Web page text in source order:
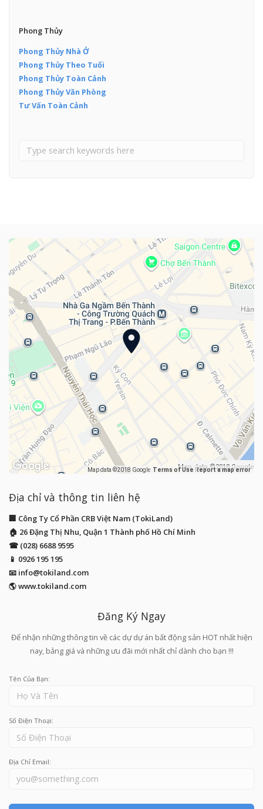
Phong Thủy
Phong Thủy Nhà Ở
Phong Thủy Theo Tuổi
Phong Thủy Toàn Cảnh
Phong Thủy Văn Phòng
Tư Vấn Toàn Cảnh
Map data ©2018 Google Map data ©2018 Google
Terms of Use Report a map error
Địa chỉ và thông tin liên hệ
🏢 Công Ty Cổ Phần CRB Việt Nam (TokiLand)
🏠 26 Đặng Thị Nhu, Quận 1 Thành phố Hồ Chí Minh
☎ (028) 6688 9595
📱 0926 195 195
📧 info@tokiland.com
🌎 www.tokiland.com
Đăng Ký Ngay
Để nhận những thông tin về các dự dự án bất động sản HOT nhất hiện
nay, bảng giá và những ưu đãi mới nhất chỉ dành cho bạn !!!
Tên Của Bạn:
Số Điện Thoại:
Địa Chỉ Email: